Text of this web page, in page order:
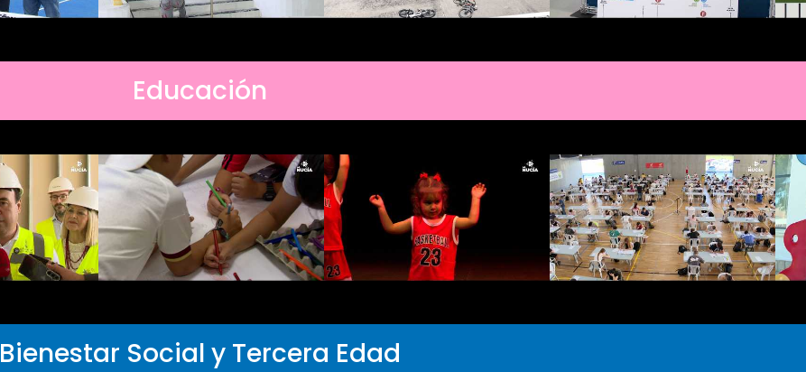
Educación
Bienestar Social y Tercera Edad